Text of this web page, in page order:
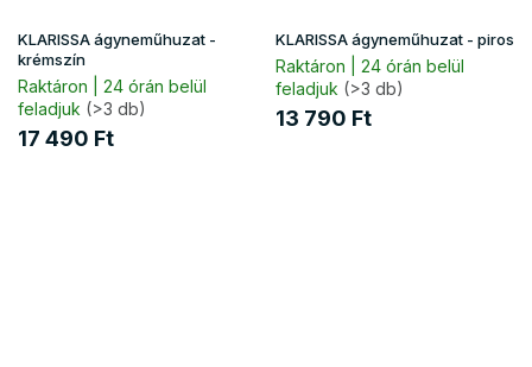
KLARISSA ágyneműhuzat -
krémszín
Raktáron | 24 órán belül
feladjuk (>3 db)
17 490 Ft
KLARISSA ágyneműhuzat - piros
Raktáron | 24 órán belül
feladjuk (>3 db)
13 790 Ft